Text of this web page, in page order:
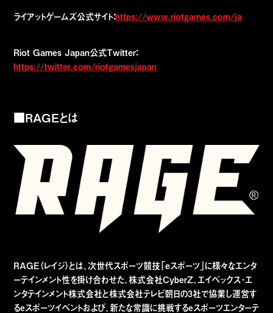
ライアットゲームズ公式サイト：https://www.riotgames.com/ja
Riot Games Japan公式Twitter：
https://twitter.com/riotgamesjapan
■RAGEとは
RAGE（レイジ）とは、次世代スポーツ競技「eスポーツ」に様々なエンタ
ーテインメント性を掛け合わせた、株式会社CyberZ、エイベックス・エ
ンタテインメント株式会社と株式会社テレビ朝日の3社で協業し運営す
るeスポーツイベントおよび、新たな常識に挑戦するeスポーツエンターテ